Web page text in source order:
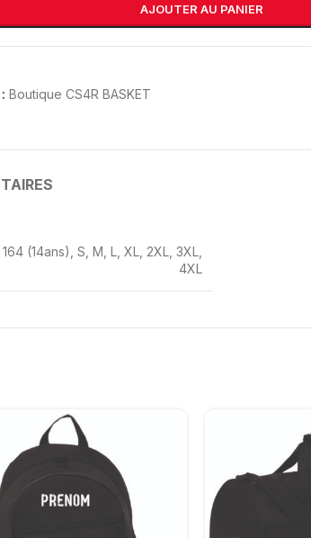
AJOUTER AU PANIER
Boutique CS4R BASKET
164 (14ans) S M L XL 2XL 3XL
4XL